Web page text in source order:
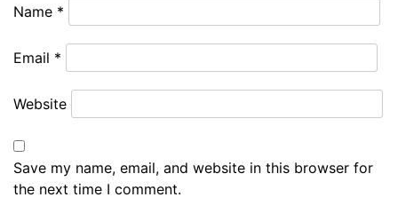
Name *
Email *
Website
Save my name, email, and website in this browser for
the next time I comment.